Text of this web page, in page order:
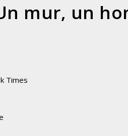
mur, un
Times